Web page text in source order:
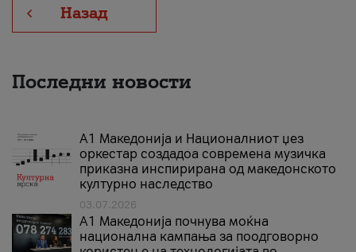
Назад
Последни новости
А1 Македонија и Националниот џез
оркестар создадоа современа музичка
приказна инспирирана од македонското
културно наследство
03.07.2026
A1 Македонија почнува моќна
национална кампања за поодговорно